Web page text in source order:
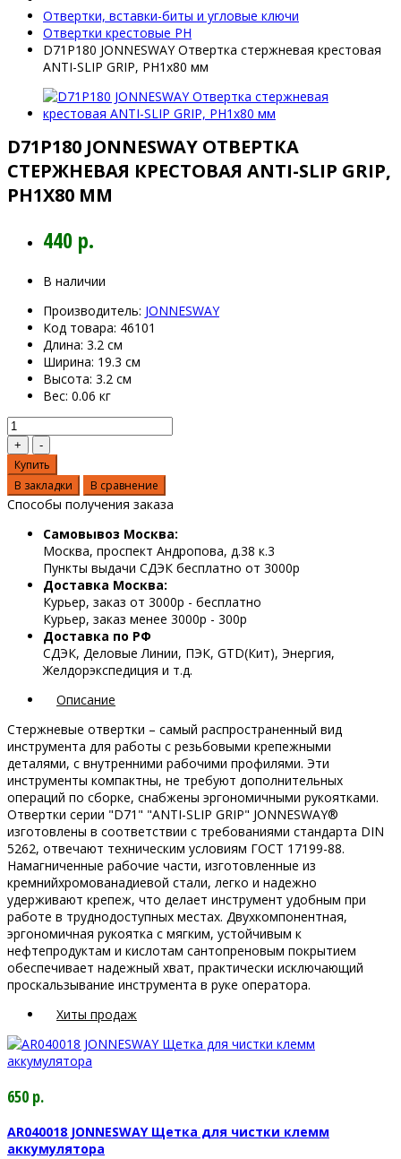
Отвертки, вставки-биты и угловые ключи
Отвертки крестовые PH
D71P180 JONNESWAY Отвертка стержневая крестовая
ANTI-SLIP GRIP, PH1x80 мм
D71P180 JONNESWAY ОТВЕРТКА
СТЕРЖНЕВАЯ КРЕСТОВАЯ ANTI-SLIP GRIP,
PH1X80 ММ
440 р.
В наличии
Производитель: JONNESWAY
Код товара: 46101
Длина: 3.2 см
Ширина: 19.3 см
Высота: 3.2 см
Вес: 0.06 кг
Купить
В закладки
В сравнение
Способы получения заказа
Самовывоз Москва:
Москва, проспект Андропова, д.38 к.3
Пункты выдачи СДЭК бесплатно от 3000р
Доставка Москва:
Курьер, заказ от 3000р - бесплатно
Курьер, заказ менее 3000р - 300р
Доставка по РФ
СДЭК, Деловые Линии, ПЭК, GTD(Кит), Энергия,
Желдорэкспедиция и т.д.
Описание
Стержневые отвертки – самый распространенный вид
инструмента для работы с резьбовыми крепежными
деталями, с внутренними рабочими профилями. Эти
инструменты компактны, не требуют дополнительных
операций по сборке, снабжены эргономичными рукоятками.
Отвертки серии "D71" "ANTI-SLIP GRIP" JONNESWAY®
изготовлены в соответствии с требованиями стандарта DIN
5262, отвечают техническим условиям ГОСТ 17199-88.
Намагниченные рабочие части, изготовленные из
кремнийхромованадиевой стали, легко и надежно
удерживают крепеж, что делает инструмент удобным при
работе в труднодоступных местах. Двухкомпонентная,
эргономичная рукоятка с мягким, устойчивым к
нефтепродуктам и кислотам сантопреновым покрытием
обеспечивает надежный хват, практически исключающий
проскальзывание инструмента в руке оператора.
Хиты продаж
650 р.
AR040018 JONNESWAY Щетка для чистки клемм
аккумулятора